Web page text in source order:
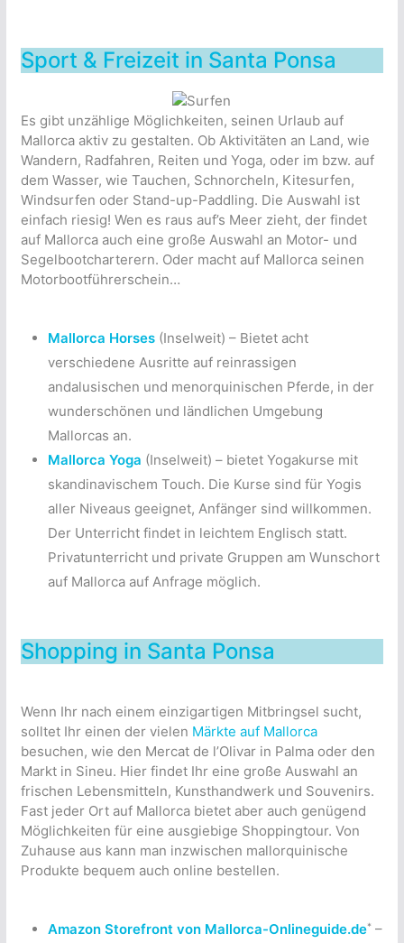
Sport & Freizeit in Santa Ponsa
Es gibt unzählige Möglichkeiten, seinen Urlaub auf
Mallorca aktiv zu gestalten. Ob Aktivitäten an Land, wie
Wandern, Radfahren, Reiten und Yoga, oder im bzw. auf
dem Wasser, wie Tauchen, Schnorcheln, Kitesurfen,
Windsurfen oder Stand-up-Paddling. Die Auswahl ist
einfach riesig! Wen es raus auf’s Meer zieht, der findet
auf Mallorca auch eine große Auswahl an Motor- und
Segelbootcharterern. Oder macht auf Mallorca seinen
Motorbootführerschein…
Mallorca Horses(Inselweit) – Bietet acht
verschiedene Ausritte auf reinrassigen
andalusischen und menorquinischen Pferde, in der
wunderschönen und ländlichen Umgebung
Mallorcas an.
Mallorca Yoga (Inselweit) – bietet Yogakurse mit
skandinavischem Touch. Die Kurse sind für Yogis
aller Niveaus geeignet, Anfänger sind willkommen.
Der Unterricht findet in leichtem Englisch statt.
Privatunterricht und private Gruppen am Wunschort
auf Mallorca auf Anfrage möglich.
Shopping in Santa Ponsa
Wenn Ihr nach einem einzigartigen Mitbringsel sucht,
solltet Ihr einen der vielen Märkte auf Mallorca
besuchen, wie den Mercat de l’Olivar in Palma oder den
Markt in Sineu. Hier findet Ihr eine große Auswahl an
frischen Lebensmitteln, Kunsthandwerk und Souvenirs.
Fast jeder Ort auf Mallorca bietet aber auch genügend
Möglichkeiten für eine ausgiebige Shoppingtour. Von
Zuhause aus kann man inzwischen mallorquinische
Produkte bequem auch online bestellen.
Amazon Storefront von Mallorca-Onlineguide.de*–